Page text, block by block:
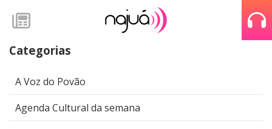
Categorias
A Voz do Povão
Agenda Cultural da semana